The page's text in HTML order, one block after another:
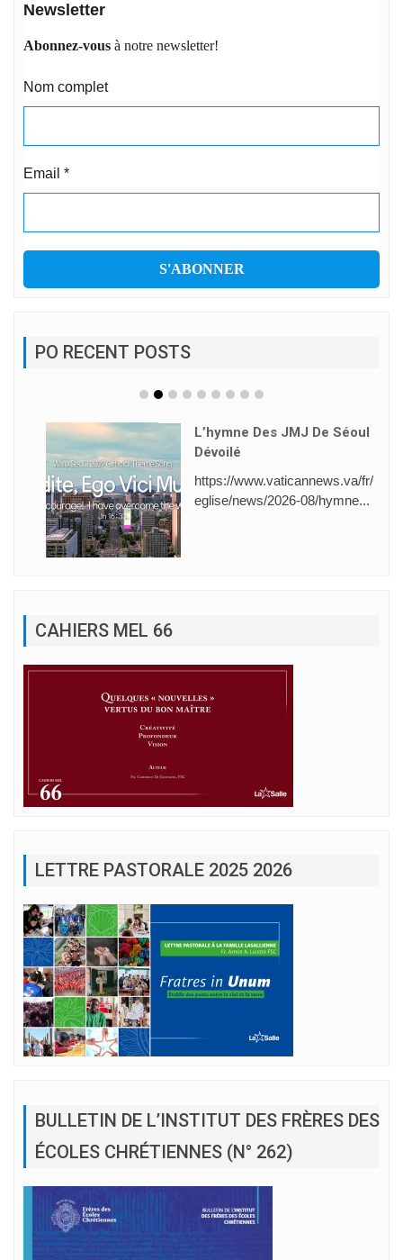
Newsletter
Abonnez-vous à notre newsletter!
Nom complet
Email *
PO RECENT POSTS
L’hymne Des JMJ De Séoul
Dévoilé
https://www.vaticannews.va/fr/
eglise/news/2026-08/hymne...
CAHIERS MEL 66
LETTRE PASTORALE 2025 2026
BULLETIN DE L’INSTITUT DES FRÈRES DES
ÉCOLES CHRÉTIENNES (N° 262)